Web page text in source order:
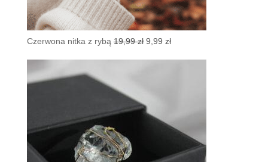
Czerwona nitka z rybą 19,99zł Pierwotna
9,99 złAktualna